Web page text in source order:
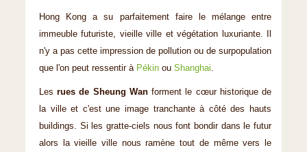
Hong Kong a su parfaitement faire le mélange entre
immeuble futuriste, vieille ville et végétation luxuriante. Il
n'y a pas cette impression de pollution ou de surpopulation
que l'on peut ressentir à Pékin ou Shanghai
Lesrues de Sheung Wanforment le cœur historique de
la ville et c'est une image tranchante à côté des hauts
buildings. Si les gratte-ciels nous font bondir dans le futur
alors la vieille ville nous ramène tout de même vers le